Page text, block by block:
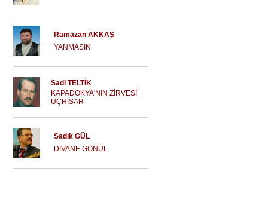
Ramazan AKKAŞ
YANMASIN
Sadi TELTİK
KAPADOKYA'NIN ZİRVESİ
UÇHİSAR
Sadık GÜL
DİVANE GÖNÜL